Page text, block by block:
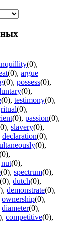
(0),
(0), argue
(0), possess(0),
(0),
(0), testimony(0),
ritual(0),
(0), passion(0),
, slavery(0),
declaration(0),
(0),
(0),
nut(0),
(0), spectrum(0),
(0), dutch(0),
, demonstrate(0),
ownership(0),
diameter(0),
, competitive(0),